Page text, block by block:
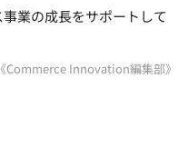
業の成長をサポートして
《Commerce Innovation編集部》